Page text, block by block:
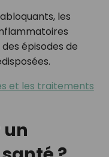
les
épisodes de
et les traitements